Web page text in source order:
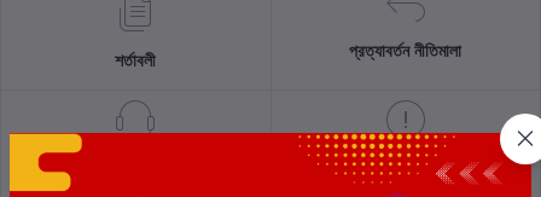
শর্তাবলী প্রত্যাবর্তন নীতিমালা
গোপনীয়তা নীতি